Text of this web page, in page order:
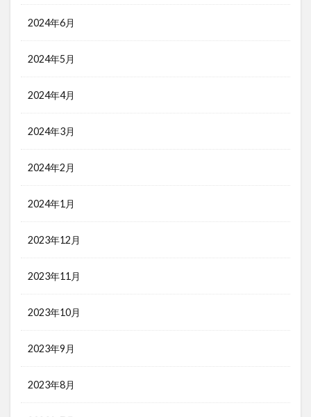
2024年6月
2024年5月
2024年4月
2024年3月
2024年2月
2024年1月
2023年12月
2023年11月
2023年10月
2023年9月
2023年8月